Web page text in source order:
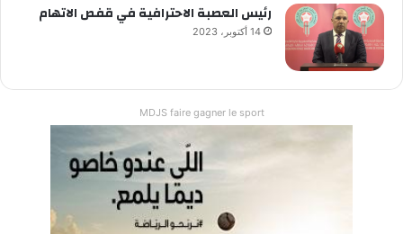
رئيس العصبة الاحترافية في قفص الاتهام
14 أكتوبر، 2023
MDJS faire gagner le sport